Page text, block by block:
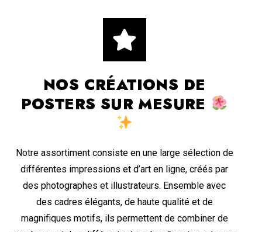
NOS CRÉATIONS DE
POSTERS SUR MESURE
Notre assortiment consiste en une large sélection de
différentes impressions et d’art en ligne, créés par
des photographes et illustrateurs. Ensemble avec
des cadres élégants, de haute qualité et de
magnifiques motifs, ils permettent de combiner de